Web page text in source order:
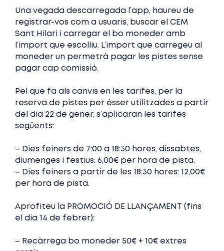
Una vegada descarregada l’app, haureu de
registrar-vos com a usuaris, buscar el CEM
Sant Hilari i carregar el bo moneder amb
l’import que escolliu. L’import que carregeu al
moneder un permetrà pagar les pistes sense
pagar cap comissió.
Pel que fa als canvis en les tarifes, per la
reserva de pistes per ésser utilitzades a partir
del dia 22 de gener, s’aplicaran les tarifes
següents:
– Dies feiners de 7:00 a 18:30 hores, dissabtes,
diumenges i festius: 6,00€ per hora de pista.
– Dies feiners a partir de les 18:30 hores: 12,00€
per hora de pista.
Aprofiteu la PROMOCIÓ DE LLANÇAMENT (fins
el dia 14 de febrer):
– Recàrrega bo moneder 50€ + 10€ extres